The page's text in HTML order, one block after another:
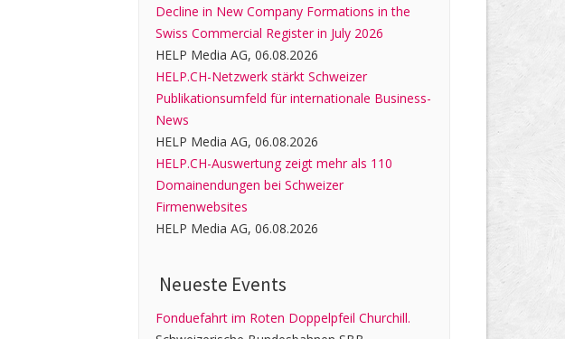
Decline in New Company Formations in the
Swiss Commercial Register in July 2026
HELP Media AG, 06.08.2026
HELP.CH-Netzwerk stärkt Schweizer
Publikationsumfeld für internationale Business-
News
HELP Media AG, 06.08.2026
HELP.CH-Auswertung zeigt mehr als 110
Domainendungen bei Schweizer
Firmenwebsites
HELP Media AG, 06.08.2026
Neueste Events
Fonduefahrt im Roten Doppelpfeil Churchill.